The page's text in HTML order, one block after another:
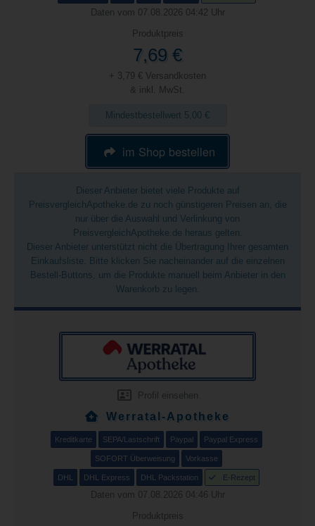
Daten vom 07.08.2026 04:42 Uhr
Produktpreis
7,69 €
+ 3,79 € Versandkosten
& inkl. MwSt.
Mindestbestellwert 5,00 €
im Shop bestellen
Dieser Anbieter bietet viele Produkte auf
PreisvergleichApotheke.de zu noch günstigeren Preisen an, die
nur über die Auswahl und Verlinkung von
PreisvergleichApotheke.de heraus gelten.
Dieser Anbieter unterstützt nicht die Übertragung Ihrer gesamten
Einkaufsliste. Bitte klicken Sie nacheinander auf die einzelnen
Bestell-Buttons, um die Produkte manuell beim Anbieter in den
Warenkorb zu legen.
Profil einsehen
Werratal-Apotheke
Kreditkarte SEPA/Lastschrift Paypal Paypal Express
SOFORT Überweisung Vorkasse
DHL DHL Express DHL Packstation E-Rezept
Daten vom 07.08.2026 04:46 Uhr
Produktpreis